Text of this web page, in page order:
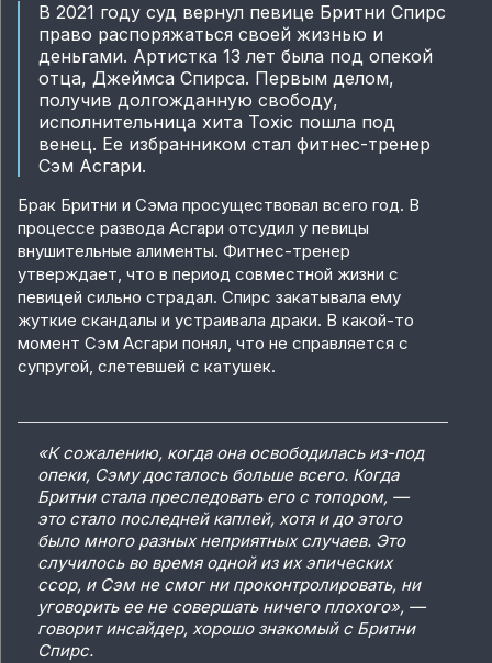
В 2021 году суд вернул певице Бритни Спирс
право распоряжаться своей жизнью и
деньгами. Артистка 13 лет была под опекой
отца, Джеймса Спирса. Первым делом,
получив долгожданную свободу,
исполнительница хита Toxic пошла под
венец. Ее избранником стал фитнес-тренер
Сэм Асгари.
Брак Бритни и Сэма просуществовал всего год. В
процессе развода Асгари отсудил у певицы
внушительные алименты. Фитнес-тренер
утверждает, что в период совместной жизни с
певицей сильно страдал. Спирс закатывала ему
жуткие скандалы и устраивала драки. В какой-то
момент Сэм Асгари понял, что не справляется с
супругой, слетевшей с катушек.
«К сожалению, когда она освободилась из-под
опеки, Сэму досталось больше всего. Когда
Бритни стала преследовать его с топором, —
это стало последней каплей, хотя и до этого
было много разных неприятных случаев. Это
случилось во время одной из их эпических
ссор, и Сэм не смог ни проконтролировать, ни
уговорить ее не совершать ничего плохого», —
говорит инсайдер, хорошо знакомый с Бритни
Спирс.